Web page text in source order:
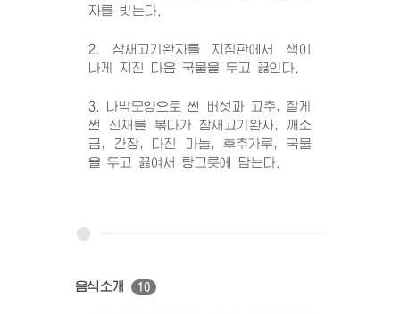
자를 빚는다.
2. 참새고기완자를 지짐판에서 색이
나게 지진 다음 국물을 두고 끓인다.
3. 나박모양으로 썬 버섯과 고추, 잘게
썬 진채를 볶다가 참새고기완자, 깨소
금, 간장, 다진 마늘, 후추가루, 국물
을 두고 끓여서 탕그릇에 담는다.
음식소개 10